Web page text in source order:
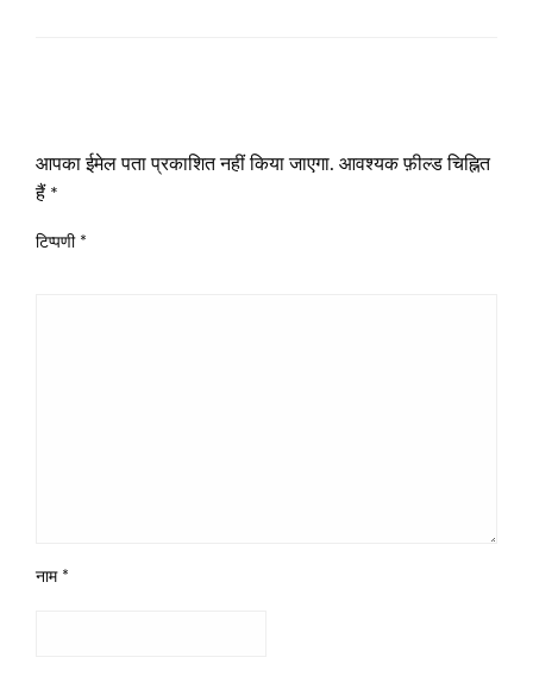
आपका ईमेल पता प्रकाशित नहीं किया जाएगा. आवश्यक फ़ील्ड चिह्नित
हैं *
टिप्पणी *
नाम *